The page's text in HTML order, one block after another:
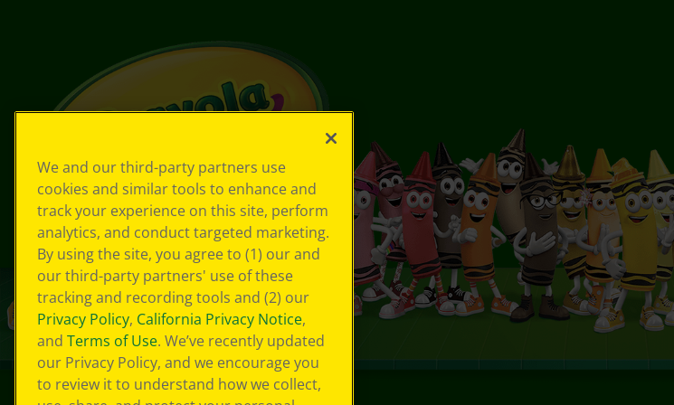
We and our third-party partners use
cookies and similar tools to enhance and
track your experience on this site, perform
analytics, and conduct targeted marketing.
By using the site, you agree to (1) our and
our third-party partners' use of these
tracking and recording tools and (2) our
Privacy Policy, California Privacy Notice,
and Terms of Use. We’ve recently updated
our Privacy Policy, and we encourage you
to review it to understand how we collect,